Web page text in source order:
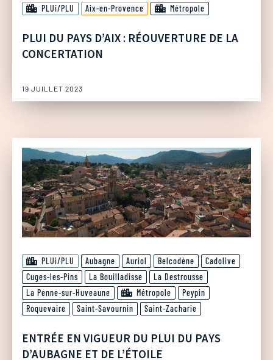
PLUi/PLU Aix-en-Provence Métropole
PLUI DU PAYS D’AIX : RÉOUVERTURE DE LA
CONCERTATION
19 JUILLET 2023
PLUi/PLU Aubagne Auriol Belcodène
Cadolive
Cuges-les-Pins
La Bouilladisse
La Destrousse
La Penne-sur-Huveaune
Métropole
Peypin
Roquevaire
Saint-Savournin Saint-Zacharie
ENTRÉE EN VIGUEUR DU PLUI DU PAYS
D’AUBAGNE ET DE L’ÉTOILE